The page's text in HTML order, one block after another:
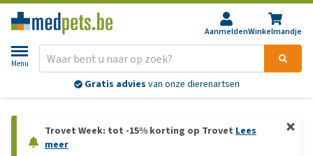
AanmeldenWinkelmandje
Menu
Gratis advies van onze dierenartsen
Trovet Week: tot -15% korting op Trovet Lees
meer